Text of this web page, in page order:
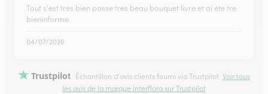
Tout s'est tres bien passe tres beau bouquet livre et ai ete tre
bieninforme
04/07/2026
Trustpilot Échantillon d'avis clients fourni via Trustpilot. Voir tous
les avis de la marque Interflora sur Trustpilot